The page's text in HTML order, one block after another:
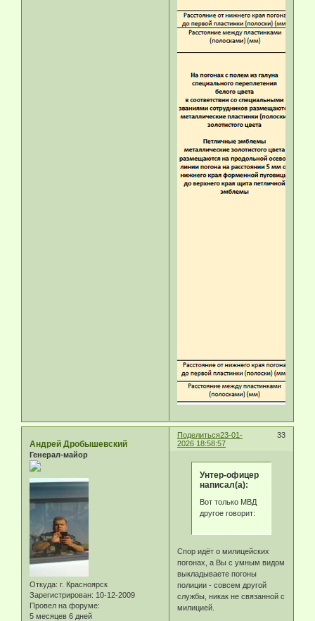
Поделиться 33
23-01-
2026 18:58:57
Андрей Дробышевский
Генерал-майор
Откуда: г. Красноярск
Зарегистрирован: 10-12-2009
Провел на форуме:
5 месяцев 6 дней
Унтер-офицер
написал(а):
Вот только МВД
другое говорит:
Спор идёт о милицейских
погонах, а Вы с умным видом
выкладываете погоны
полиции - совсем другой
службы, никак не связанной с
милицией.